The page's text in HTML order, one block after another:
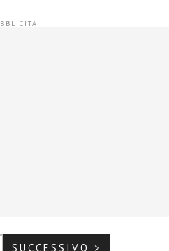
SUCCESSIVO >